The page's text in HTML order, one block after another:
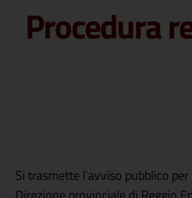
Procedura
Si trasmette l’avviso pubblico